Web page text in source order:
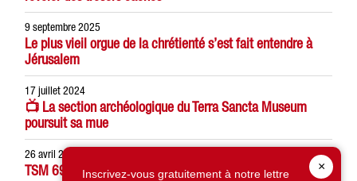
9 septembre 2025
Le plus vieil orgue de la chrétienté s’est fait entendre à
Jérusalem
17 juillet 2024
📺 La section archéologique du Terra Sancta Museum
poursuit sa mue
26 avril 2024
TSM 691 ×
Inscrivez-vous gratuitement à notre lettre